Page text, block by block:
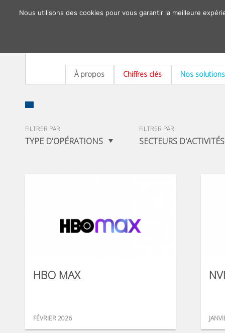
À propos Chiffres clés Nos solutions
FILTRER PAR
TYPE D'OPÉRATIONS
FILTRER PAR
SECTEURS D'ACTIVITÉS
HBO MAX
FÉVRIER 2026
Nous utilisons des cookies pour vous garantir la meilleure